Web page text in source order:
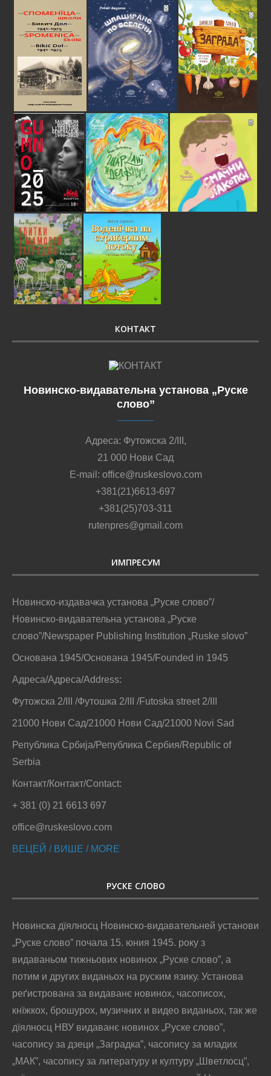
КОНТАКТ
Новинско-видавательна установа „Руске
слово”
Адреса: Футожска 2/III,
21 000 Нови Сад
E-mail: office@ruskeslovo.com
+381(21)6613-697
+381(25)703-311
rutenpres@gmail.com
ИМПРЕСУМ
Новинско-издавачка установа „Руске слово”/
Новинско-видавательна установа „Руске
слово”/Newspaper Publishing Institution „Ruske slovo”
Основана 1945/Основана 1945/Founded in 1945
Адреса/Адреса/Address:
Футожска 2/III /Футошка 2/III /Futoska street 2/III
21000 Нови Сад/21000 Нови Сад/21000 Novi Sad
Република Србија/Република Сербия/Republic of
Serbia
Контакт/Контакт/Contact:
+ 381 (0) 21 6613 697
office@ruskeslovo.com
ВЕЦЕЙ / ВИШЕ / MORE
РУСКЕ СЛОВО
Новинска дїялносц Новинско-видавательней установи
„Руске слово” почала 15. юния 1945. року з
видаваньом тижньових новинох „Руске слово”, а
потим и других виданьох на руским язику. Установа
реґистрована за видаванє новинох, часописох,
кнїжкох, брошурох, музичних и видео виданьох, так же
дїялносц НВУ видаванє новинох „Руске слово”,
часопису за дзеци „Заградка”, часопису за младих
„МАК”, часопису за литературу и културу „Шветлосц”,